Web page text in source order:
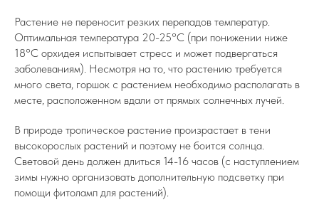
Растение не переносит резких перепадов температур.
Оптимальная температура 20-25°C (при понижении ниже
18°C орхидея испытывает стресс и может подвергаться
заболеваниям). Несмотря на то, что растению требуется
много света, горшок с растением необходимо располагать в
месте, расположенном вдали от прямых солнечных лучей.
В природе тропическое растение произрастает в тени
высокорослых растений и поэтому не боится солнца.
Световой день должен длиться 14-16 часов (с наступлением
зимы нужно организовать дополнительную подсветку при
помощи фитоламп для растений).